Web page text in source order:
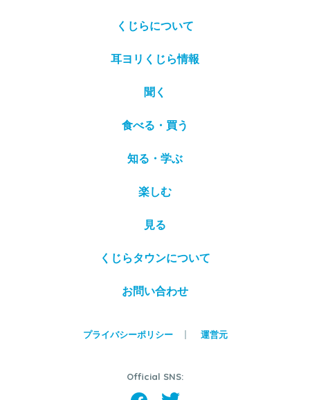
くじらについて
耳ヨリくじら情報
聞く
食べる・買う
知る・学ぶ
楽しむ
見る
くじらタウンについて
お問い合わせ
プライバシーポリシー 運営元
Official SNS: